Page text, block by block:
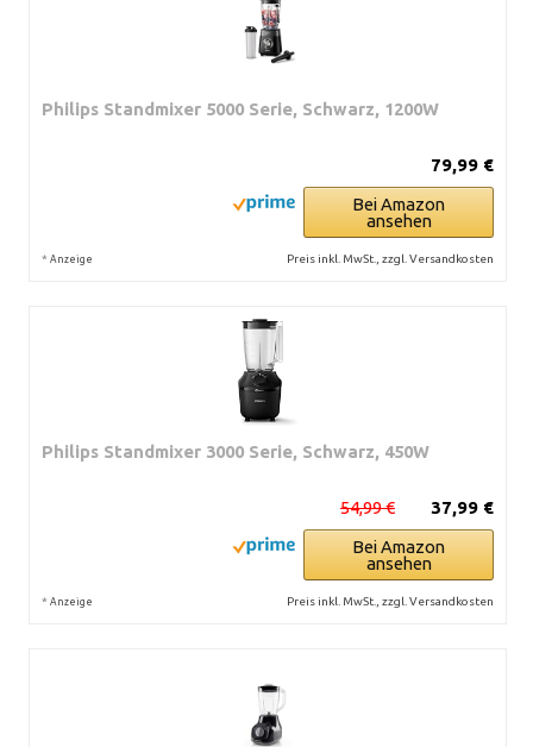
Philips Standmixer 5000 Serie, Schwarz, 1200W
79,99 €
Bei Amazon
ansehen
* Anzeige Preis inkl. MwSt., zzgl. Versandkosten
Philips Standmixer 3000 Serie, Schwarz, 450W
37,99 €
54,99 €
Bei Amazon
ansehen
* Anzeige Preis inkl. MwSt., zzgl. Versandkosten